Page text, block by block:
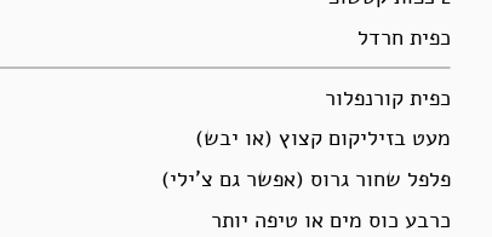
כפית חרדל
כפית קורנפלור
מעט בזיליקום קצוץ (או יבש)
פלפל שחור גרוס (אפשר גם צ’ילי)
כרבע כוס מים או טיפה יותר